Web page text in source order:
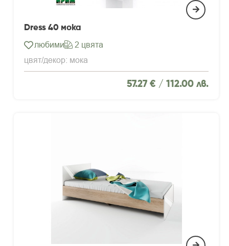
Dress 40 мока
любими
2 цвята
цвят/декор: мока
57.27 € / 112.00 лв.